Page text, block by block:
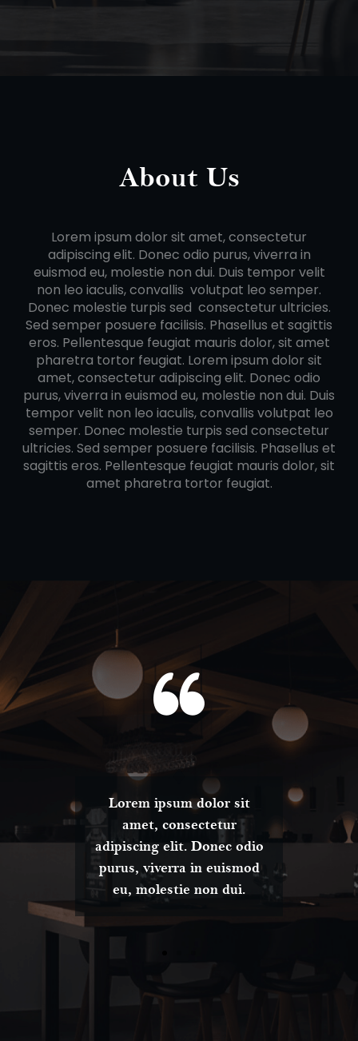
About Us
Lorem ipsum dolor sit amet, consectetur
adipiscing elit. Donec odio purus, viverra in
euismod eu, molestie non dui. Duis tempor velit
non leo iaculis, convallis volutpat leo semper.
Donec molestie turpis sed consectetur ultricies.
Sed semper posuere facilisis. Phasellus et sagittis
eros. Pellentesque feugiat mauris dolor, sit amet
pharetra tortor feugiat. Lorem ipsum dolor sit
amet, consectetur adipiscing elit. Donec odio
purus, viverra in euismod eu, molestie non dui. Duis
tempor velit non leo iaculis, convallis volutpat leo
semper. Donec molestie turpis sed consectetur
ultricies. Sed semper posuere facilisis. Phasellus et
sagittis eros. Pellentesque feugiat mauris dolor, sit
amet pharetra tortor feugiat.
Lorem ipsum dolor sit
amet, consectetur
adipiscing elit. Donec odio
purus, viverra in euismod
eu, molestie non dui.